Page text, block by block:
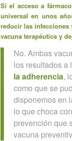
Si el acceso a
universal en unos
reducir las infecciones
vacuna terapéutica y
No. Ambas
los resultados a
la adherencia,
como que se
disponemos en
lo que choca
prevención que
vacuna